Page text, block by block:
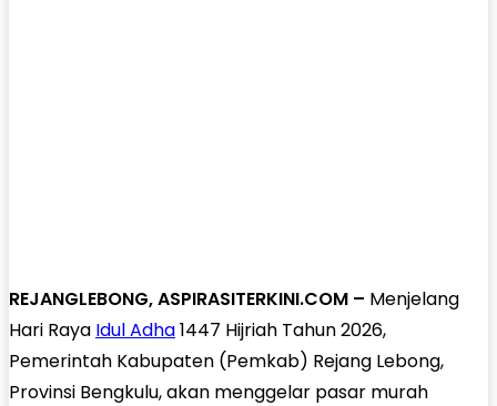
REJANGLEBONG, ASPIRASITERKINI.COM – Menjelang
Hari Raya Idul Adha1447 Hijriah Tahun 2026,
Pemerintah Kabupaten (Pemkab) Rejang Lebong,
Provinsi Bengkulu, akan menggelar pasar murah